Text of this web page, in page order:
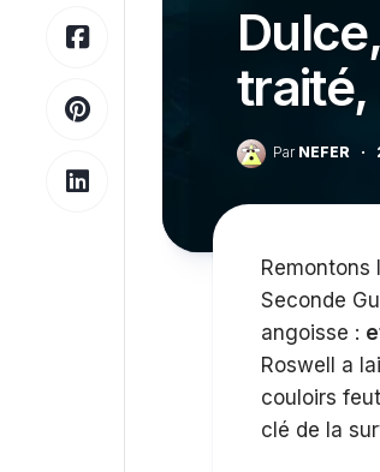
traité,
ParNEFER ·
Remontons
Seconde
angoisse :
Roswell a
couloirs
clé de la